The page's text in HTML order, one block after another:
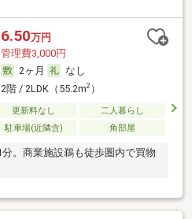
6.50万円
管理費3,000円
2ヶ月
なし
2階 / 2LDK（55.2m2）
更新料なし
二人暮らし
駐車場(近隣含) 角部屋
。商業施設鵜も徒歩圏内で買物